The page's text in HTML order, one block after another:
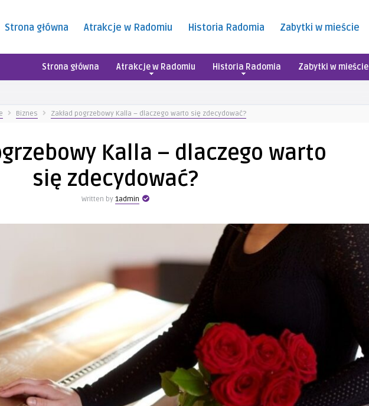
Strona główna Atrakcje w Radomiu Historia Radomia Zabytki w mieście
Strona główna Atrakcje w Radomiu Historia Radomia Zabytki w mieście
Biznes Zakład pogrzebowy Kalla – dlaczego warto się zdecydować?
Kalla – dlaczego warto
się zdecydować?
Written by 1admin